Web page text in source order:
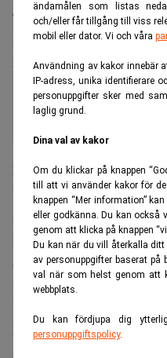
ändamålen som listas
och/eller får tillgång till viss
mobil eller dator. Vi och våra
Användning av kakor innebär
IP-adress, unika identifierare
personuppgifter sker med
laglig grund.
Dina val av kakor
Om du klickar på knappen
till att vi använder kakor för
knappen “Mer information”
eller godkänna. Du kan också
genom att klicka på knappen
Du kan när du vill återkalla
av personuppgifter baserat
val när som helst genom att
webbplats.
Du kan fördjupa dig
personuppgiftspolicy.
eller början av september.
Den portugisiska staten
procent kan reserveras för
Del av den stora
Vi har tidigare berättat om
snabbt konsolideras.Höga
konkurrens och behovet av
aktörerna blir allt större
flygbolag söker starka ägare.
I centrum står tre jättar:
Lufthansa Group, som